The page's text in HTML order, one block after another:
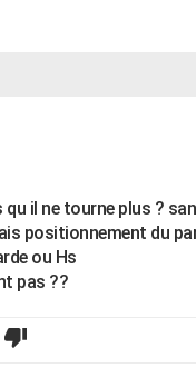
il ne tourne plus ?
positionnement du
ou Hs
pas ??